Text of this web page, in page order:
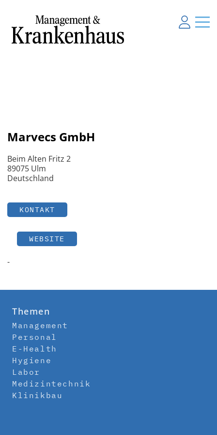
Marvecs GmbH
Beim Alten Fritz 2
89075 Ulm
Deutschland
KONTAKT
WEBSITE
-
Themen
Management
Personal
E-Health
Hygiene
Labor
Medizintechnik
Klinikbau